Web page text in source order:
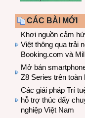
CÁC BÀI MỚI
Khơi nguồn cảm
Việt thông qua trải
Booking.com và
Mở bán
Z8 Series trên
Các giải pháp Trí
hỗ trợ thúc đẩy
nghiệp Việt Nam